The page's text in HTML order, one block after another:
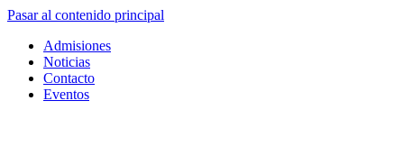
Pasar al contenido principal
Admisiones
Noticias
Contacto
Eventos